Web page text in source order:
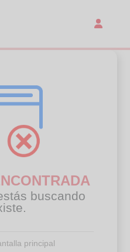
buscando
principal